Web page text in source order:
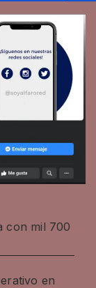
con mil 700
en